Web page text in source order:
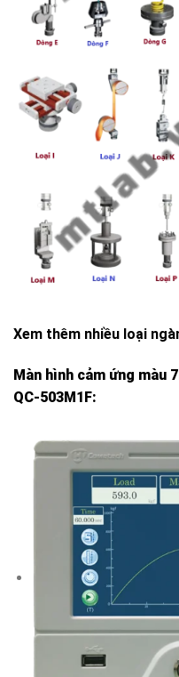
Xem thêm nhiều loại
Màn hình cảm ứng màu
QC-503M1F: